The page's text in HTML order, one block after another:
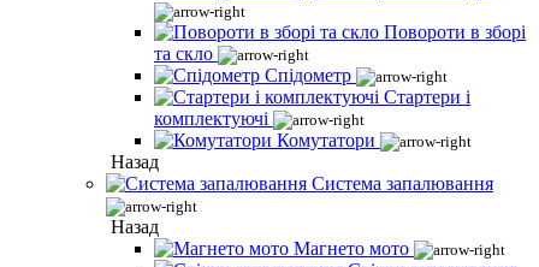
Повороти в зборі
та скло
Спідометр
Стартери і
комплектуючі
Комутатори
Назад
Система запалювання
Назад
Магнето мото